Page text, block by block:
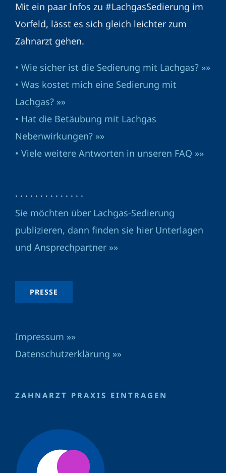
Mit ein paar Infos zu #LachgasSedierung im
Vorfeld, lässt es sich gleich leichter zum
Zahnarzt gehen.
• Wie sicher ist die Sedierung mit Lachgas? »»
• Was kostet mich eine Sedierung mit
Lachgas? »»
• Hat die Betäubung mit Lachgas
Nebenwirkungen? »»
• Viele weitere Antworten in unseren FAQ »»
· · · · · · · · · · · · · ·
Sie möchten über Lachgas-Sedierung
publizieren, dann finden sie hier Unterlagen
und Ansprechpartner »»
PRESSE
Impressum »»
Datenschutzerklärung »»
ZAHNARZT PRAXIS EINTRAGEN